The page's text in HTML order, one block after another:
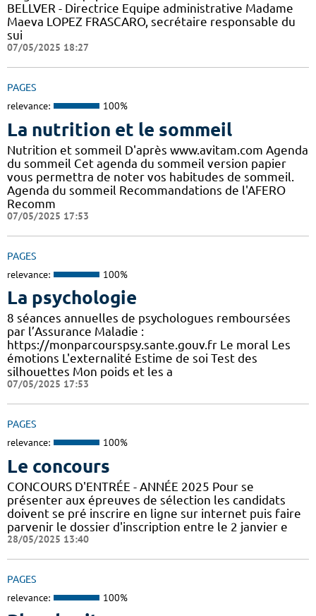
BELLVER - Directrice Equipe administrative Madame
Maeva LOPEZ FRASCARO, secrétaire responsable du
sui
07/05/2025 18:27
PAGES
relevance: 100%
La nutrition et le sommeil
Nutrition et sommeil D'après www.avitam.com Agenda
du sommeil Cet agenda du sommeil version papier
vous permettra de noter vos habitudes de sommeil.
Agenda du sommeil Recommandations de l'AFERO
Recomm
07/05/2025 17:53
PAGES
relevance: 100%
La psychologie
8 séances annuelles de psychologues remboursées
par l’Assurance Maladie :
https://monparcourspsy.sante.gouv.fr Le moral Les
émotions L'externalité Estime de soi Test des
silhouettes Mon poids et les a
07/05/2025 17:53
PAGES
relevance: 100%
Le concours
CONCOURS D'ENTRÉE - ANNÉE 2025 Pour se
présenter aux épreuves de sélection les candidats
doivent se pré inscrire en ligne sur internet puis faire
parvenir le dossier d'inscription entre le 2 janvier e
28/05/2025 13:40
PAGES
relevance: 100%